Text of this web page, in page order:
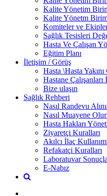
Kalite Yönetim
Kalite Yönetm
Komiteler ve
Sağlık Tesisleri
Hasta Ve Çalışan
Eğitim Planı
İletişim / Görüş
Hasta \Hasta
Hastane
Bize ulaşın
Sağlık Rehberi
Nasıl Randevu
Nasıl Muayene
Hasta Hakları
Ziyaretçi Kuralları
Akılcı İlaç
Refakatçi Kuralları
Laboratuvar
E-Nabız